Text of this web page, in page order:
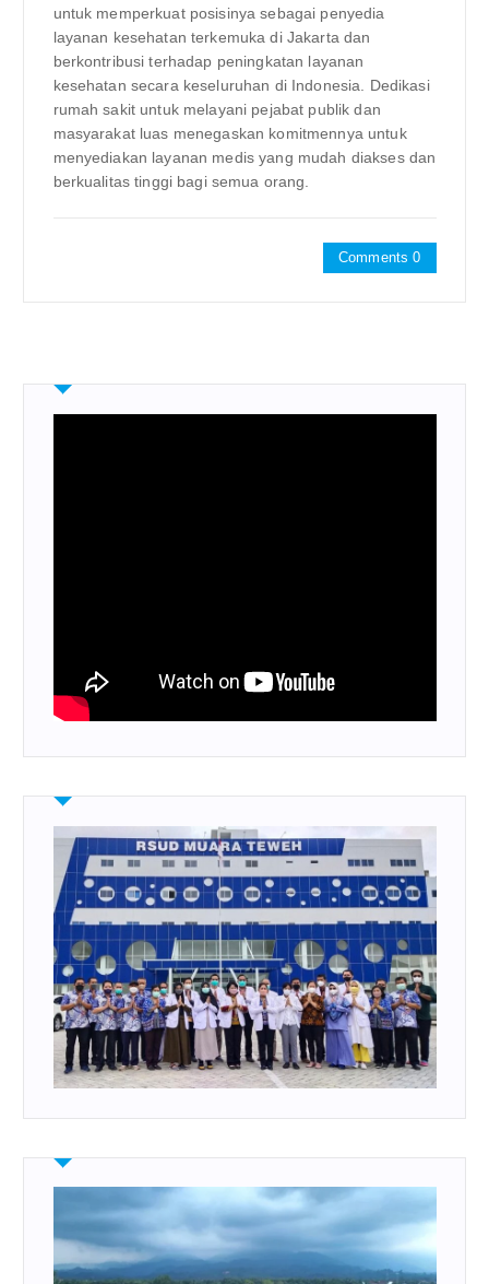
untuk memperkuat posisinya sebagai penyedia
layanan kesehatan terkemuka di Jakarta dan
berkontribusi terhadap peningkatan layanan
kesehatan secara keseluruhan di Indonesia. Dedikasi
rumah sakit untuk melayani pejabat publik dan
masyarakat luas menegaskan komitmennya untuk
menyediakan layanan medis yang mudah diakses dan
berkualitas tinggi bagi semua orang.
Comments 0